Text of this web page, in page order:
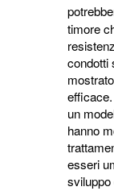
timore
condotti
un
hanno
esseri